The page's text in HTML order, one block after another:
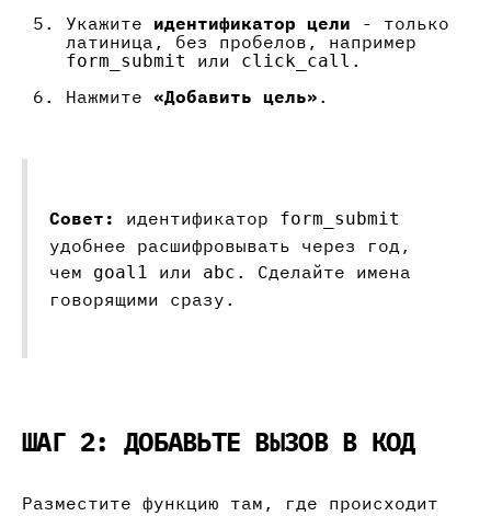
Укажите идентификатор цели - только
латиница, без пробелов, например
form_submit или click_call .
Нажмите «Добавить цель» .
Совет: идентификатор form_submit
удобнее расшифровывать через год,
чем goal1 или abc . Сделайте имена
говорящими сразу.
ШАГ 2: ДОБАВЬТЕ ВЫЗОВ В КОД
Разместите функцию там, где происходит